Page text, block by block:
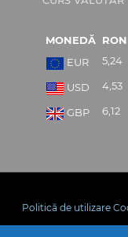
MONEDĂ RON
EUR
5,24
USD 4,53
GBP 6,12
Politică de utilizare